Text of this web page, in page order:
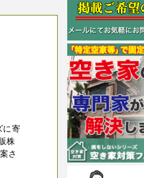
に寄
株
さ